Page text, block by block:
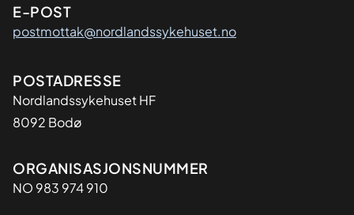
E-POST
postmottak@nordlandssykehuset.no
Adresse
POSTADRESSE
Nordlandssykehuset HF
8092 Bodø
Organisasjon
ORGANISASJONSNUMMER
NO 983 974 910